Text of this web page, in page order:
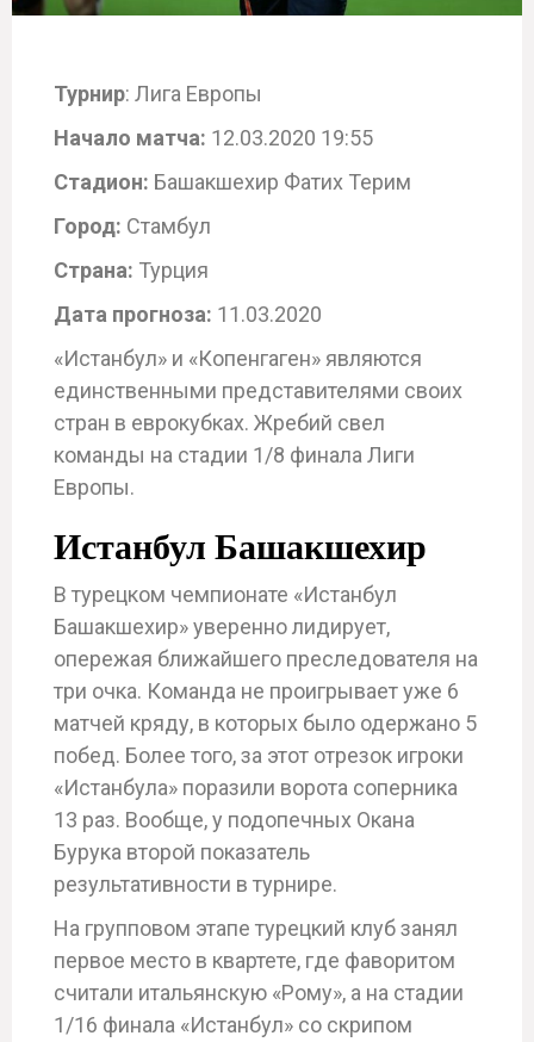
Турнир: Лига Европы
Начало матча: 12.03.2020 19:55
Стадион: Башакшехир Фатих Терим
Город: Стамбул
Страна: Турция
Дата прогноза: 11.03.2020
«Истанбул» и «Копенгаген» являются
единственными представителями своих
стран в еврокубках. Жребий свел
команды на стадии 1/8 финала Лиги
Европы.
Истанбул Башакшехир
В турецком чемпионате «Истанбул
Башакшехир» уверенно лидирует,
опережая ближайшего преследователя на
три очка. Команда не проигрывает уже 6
матчей кряду, в которых было одержано 5
побед. Более того, за этот отрезок игроки
«Истанбула» поразили ворота соперника
13 раз. Вообще, у подопечных Окана
Бурука второй показатель
результативности в турнире.
На групповом этапе турецкий клуб занял
первое место в квартете, где фаворитом
считали итальянскую «Рому», а на стадии
1/16 финала «Истанбул» со скрипом